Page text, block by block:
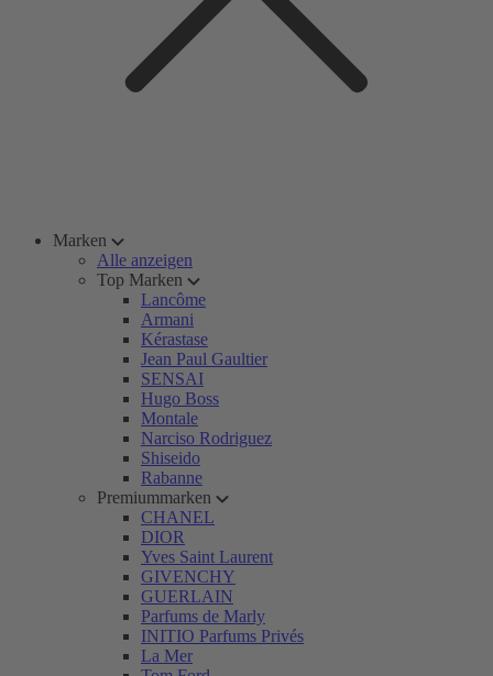
Marken
Alle anzeigen
Top Marken
Lancôme
Armani
Kérastase
Jean Paul Gaultier
SENSAI
Hugo Boss
Montale
Narciso Rodriguez
Shiseido
Rabanne
Premiummarken
CHANEL
DIOR
Yves Saint Laurent
GIVENCHY
GUERLAIN
Parfums de Marly
INITIO Parfums Privés
La Mer